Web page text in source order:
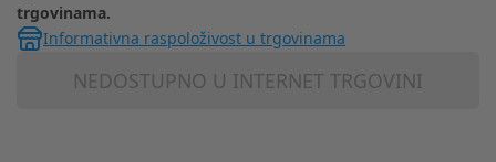
trgovinama.
Informativna raspoloživost u trgovinama
NEDOSTUPNO U INTERNET TRGOVINI